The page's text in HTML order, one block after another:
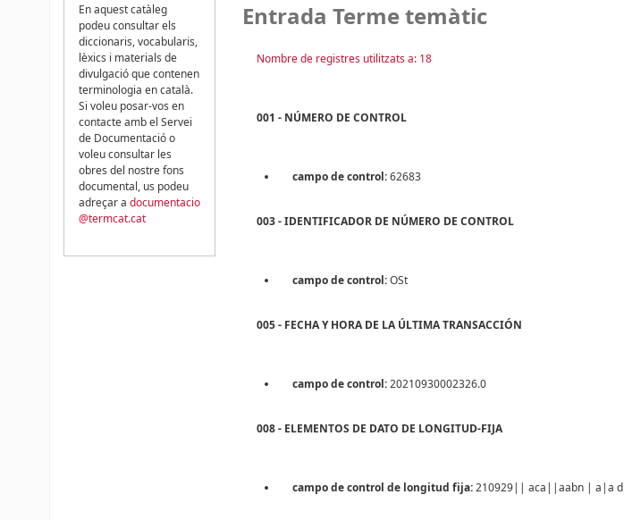
En aquest catàleg
podeu consultar els
diccionaris, vocabularis,
lèxics i materials de
divulgació que contenen
terminologia en català.
Si voleu posar-vos en
contacte amb el Servei
de Documentació o
voleu consultar les
obres del nostre fons
documental, us podeu
adreçar a documentacio
@termcat.cat
Entrada Terme temàtic
Nombre de registres utilitzats a: 18
001 - NÚMERO DE CONTROL
campo de control:62683
003 - IDENTIFICADOR DE NÚMERO DE CONTROL
campo de control:OSt
005 - FECHA Y HORA DE LA ÚLTIMA TRANSACCIÓN
campo de control:20210930002326.0
008 - ELEMENTOS DE DATO DE LONGITUD-FIJA
campo de control de longitud fija:210929|| aca||aabn | a|a d